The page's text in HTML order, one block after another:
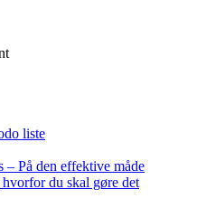
liste
– På den effektive måde
du skal gøre det